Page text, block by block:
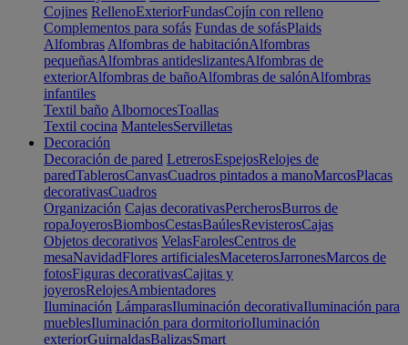
Cojines RellenoExteriorFundasCojín con relleno
Complementos para sofás Fundas de sofásPlaids
Alfombras Alfombras de habitaciónAlfombras
pequeñasAlfombras antideslizantesAlfombras de
exteriorAlfombras de bañoAlfombras de salónAlfombras
infantiles
Textil baño AlbornocesToallas
Textil cocina MantelesServilletas
Decoración
Decoración de pared LetrerosEspejosRelojes de
paredTablerosCanvasCuadros pintados a manoMarcosPlacas
decorativasCuadros
Organización Cajas decorativasPercherosBurros de
ropaJoyerosBiombosCestasBaúlesRevisterosCajas
Objetos decorativos VelasFarolesCentros de
mesaNavidadFlores artificialesMaceterosJarronesMarcos de
fotosFiguras decorativasCajitas y
joyerosRelojesAmbientadores
Iluminación LámparasIluminación decorativaIluminación para
mueblesIluminación para dormitorioIluminación
exteriorGuirnaldasBalizasSmart